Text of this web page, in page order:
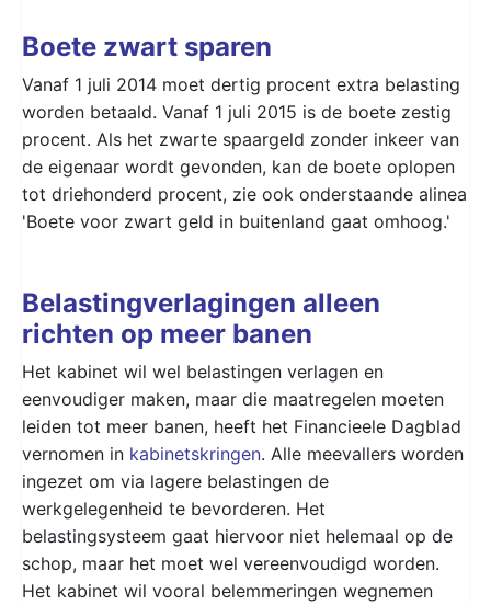
Boete zwart sparen
Vanaf 1 juli 2014 moet dertig procent extra belasting
worden betaald. Vanaf 1 juli 2015 is de boete zestig
procent. Als het zwarte spaargeld zonder inkeer van
de eigenaar wordt gevonden, kan de boete oplopen
tot driehonderd procent, zie ook onderstaande alinea
'Boete voor zwart geld in buitenland gaat omhoog.'
Belastingverlagingen alleen
richten op meer banen
Het kabinet wil wel belastingen verlagen en
eenvoudiger maken, maar die maatregelen moeten
leiden tot meer banen, heeft het Financieele Dagblad
vernomen in kabinetskringen. Alle meevallers worden
ingezet om via lagere belastingen de
werkgelegenheid te bevorderen. Het
belastingsysteem gaat hiervoor niet helemaal op de
schop, maar het moet wel vereenvoudigd worden.
Het kabinet wil vooral belemmeringen wegnemen